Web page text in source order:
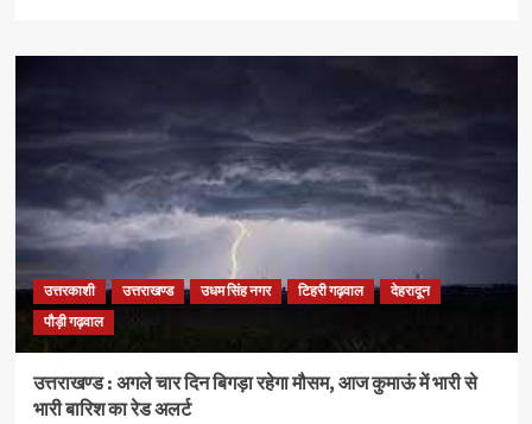
उत्तरकाशी उत्तराखण्ड उधम सिंह नगर टिहरी गढ़वाल
देहरादून
पौड़ी गढ़वाल
उत्तराखण्ड : अगले चार दिन बिगड़ा रहेगा मौसम, आज कुमाऊं में भारी से
भारी बारिश का रेड अलर्ट